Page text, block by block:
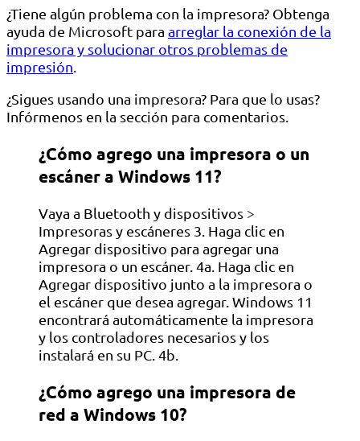
¿Tiene algún problema con la impresora? Obtenga
ayuda de Microsoft para arreglar la conexión de la
impresora y solucionar otros problemas de
impresión
¿Sigues usando una impresora? Para que lo usas?
Infórmenos en la sección para comentarios.
¿Cómo agrego una impresora o un
escáner a Windows 11?
Vaya a Bluetooth y dispositivos >
Impresoras y escáneres 3. Haga clic en
Agregar dispositivo para agregar una
impresora o un escáner. 4a. Haga clic en
Agregar dispositivo junto a la impresora o
el escáner que desea agregar. Windows 11
encontrará automáticamente la impresora
y los controladores necesarios y los
instalará en su PC. 4b.
¿Cómo agrego una impresora de
red a Windows 10?